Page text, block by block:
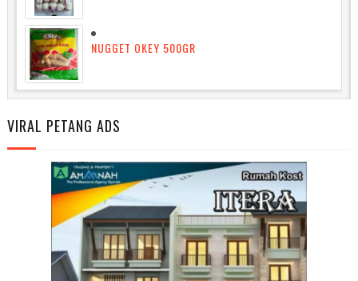
NUGGET OKEY 500GR
VIRAL PETANG ADS